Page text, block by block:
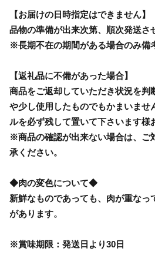
【お届けの日時指定はできません】
品物の準備が出来次第、順次発送さ
※長期不在の期間がある場合のみ備
【返礼品に不備があった場合】
商品をご返却していただき状況を判
や少し使用したものでもかまいませ
ルを必ず残して置いて下さいます様
※商品の確認が出来ない場合は、ご
承ください。
◆肉の変色について◆
新鮮なものであっても、肉が重なっ
があります。
※賞味期限：発送日より30日